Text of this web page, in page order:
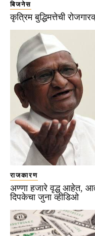
बिजनेस
कृत्रिम बुद्धिमत्तेची
राजकारण
अण्णा हजारे वृद्ध आहेत, आता
दिपकेचा जुना व्हीडिओ